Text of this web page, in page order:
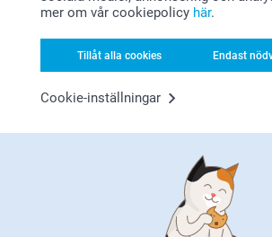
mer om vår cookiepolicy här.
Tillåt alla cookies Endast
Cookie-inställningar
Letar du efter
Förstklassig